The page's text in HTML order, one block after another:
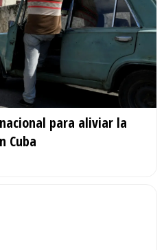
para aliviar la
Cuba